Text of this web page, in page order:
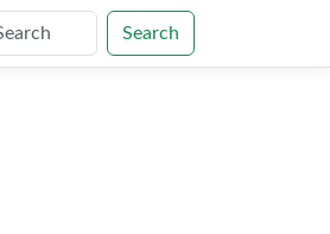
Search